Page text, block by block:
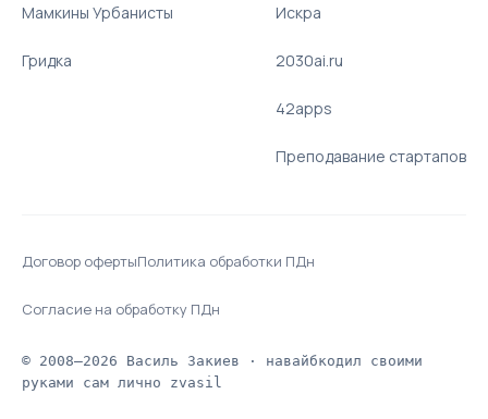
Мамкины Урбанисты
Гридка
Искра
2030ai.ru
42apps
Преподавание стартапов
Договор офертыПолитика обработки ПДн
Согласие на обработку ПДн
© 2008–2026 Василь Закиев · навайбкодил своими
руками сам лично zvasil